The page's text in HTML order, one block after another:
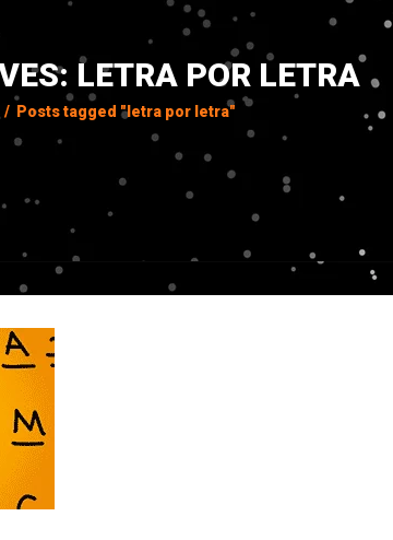
LETRA POR LETRA
/ Posts tagged "letra por letra"